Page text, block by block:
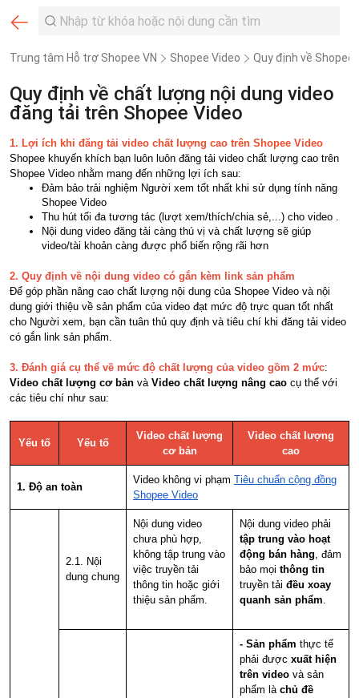
Trung tâm Hỗ trợ Shopee VN Shopee Video Quy định về Shopee
Quy định về chất lượng nội dung video
đăng tải trên Shopee Video
1. Lợi ích khi đăng tải video chất lượng cao trên Shopee Video
Shopee khuyến khích bạn luôn luôn đăng tải video chất lượng cao trên
Shopee Video nhằm mang đến những lợi ích sau:
Đảm bảo trải nghiệm Người xem tốt nhất khi sử dụng tính năng
Shopee Video
Thu hút tối đa tương tác (lượt xem/thích/chia sẻ,...) cho video .
Nội dung video đăng tải càng thú vị và chất lượng sẽ giúp
video/tài khoản càng được phổ biến rộng rãi hơn
2. Quy định về nội dung video có gắn kèm link sản phẩm
Để góp phần nâng cao chất lượng nội dung của Shopee Video và nội
dung giới thiệu về sản phẩm của video đạt mức độ trực quan tốt nhất
cho Người xem, bạn cần tuân thủ quy định và tiêu chí khi đăng tải video
có gắn link sản phẩm.
3. Đánh giá cụ thể về mức độ chất lượng của video gồm 2 mức:
Video chất lượng cơ bản và Video chất lượng nâng cao cụ thể với
các tiêu chí như sau:
Yếu tố Yếu tố
Video chất lượng
cơ bản
Video chất lượng
cao
1. Độ an toàn
Video không vi phạm Tiêu chuẩn cộng đồng
Shopee Video
2.1. Nội
dung chung
Nội dung video
chưa phù hợp,
không tập trung vào
việc truyền tải
thông tin hoặc giới
thiệu sản phẩm.
Nội dung video phải
tập trung vào hoạt
động bán hàng, đảm
bảo mọi thông tin
truyền tải đều xoay
quanh sản phẩm.
- Sản phẩm thực tế
phải được xuất hiện
trên video và sản
phẩm là chủ đề